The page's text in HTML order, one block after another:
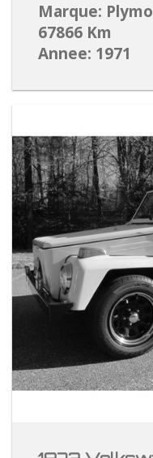
Marque:
67866 Km
Annee: 1971